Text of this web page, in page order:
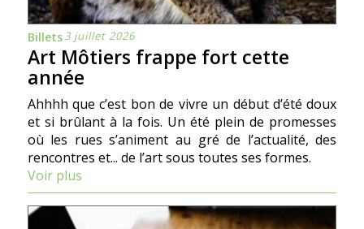
Billets3 juillet 2026
Art Môtiers frappe fort cette
année
Ahhhh que c’est bon de vivre un début d’été doux
et si brûlant à la fois. Un été plein de promesses
où les rues s’animent au gré de l’actualité, des
rencontres et... de l’art sous toutes ses formes.
Voir plus